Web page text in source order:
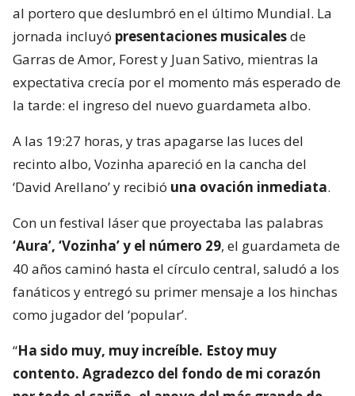
al portero que deslumbró en el último Mundial. La
jornada incluyó presentaciones musicalesde
Garras de Amor, Forest y Juan Sativo, mientras la
expectativa crecía por el momento más esperado de
la tarde: el ingreso del nuevo guardameta albo.
A las 19:27 horas, y tras apagarse las luces del
recinto albo, Vozinha apareció en la cancha del
‘David Arellano’ y recibió una ovación inmediata.
Con un festival láser que proyectaba las palabras
‘Aura’, ‘Vozinha’ y el número 29, el guardameta de
40 años caminó hasta el círculo central, saludó a los
fanáticos y entregó su primer mensaje a los hinchas
como jugador del ‘popular’.
“Ha sido muy, muy increíble. Estoy muy
contento. Agradezco del fondo de mi corazón